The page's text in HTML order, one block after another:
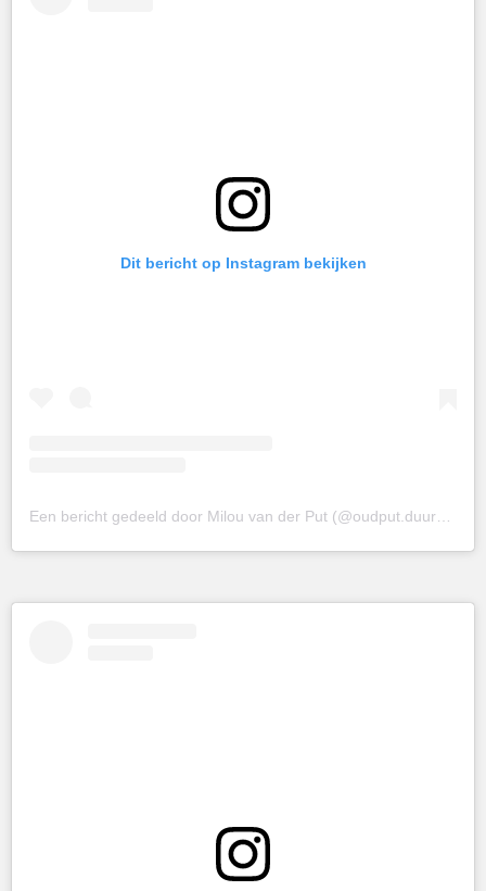
Dit bericht op Instagram bekijken
Een bericht gedeeld door Milou van der Put (@oudput.duurzamewebshop)